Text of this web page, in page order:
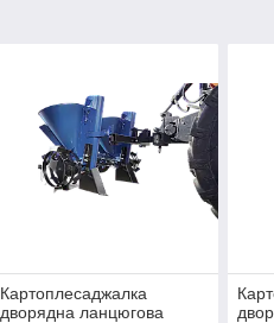
Картоплесаджалка
дворядна ланцюгова